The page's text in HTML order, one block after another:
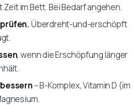
im Bett. Bei Bedarf angehen.
Überdreht-und-erschöpft
, wenn die Erschöpfung länger
– B-Komplex, Vitamin D (im